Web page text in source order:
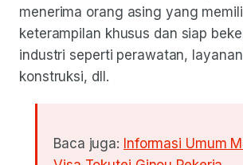
menerima orang asing yang
keterampilan khusus dan siap
industri seperti perawatan,
konstruksi, dll.
Baca juga: Informasi Umum